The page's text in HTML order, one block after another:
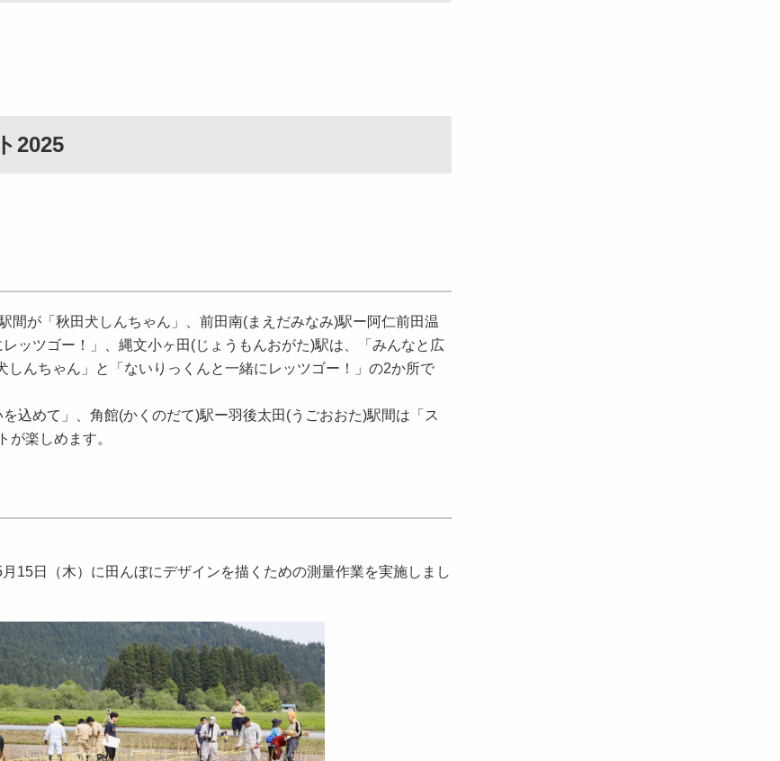
2025
が「秋田犬しんちゃん」、前田南(まえだみなみ)駅ー阿仁前田温
ッツゴー！」、縄文小ヶ田(じょうもんおがた)駅は、「みんなと広
んちゃん」と「ないりっくんと一緒にレッツゴー！」の2か所で
込めて」、角館(かくのだて)駅ー羽後太田(うごおおた)駅間は「ス
が楽しめます。
15日（木）に田んぼにデザインを描くための測量作業を実施しまし